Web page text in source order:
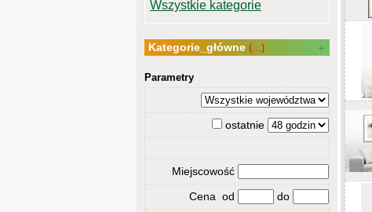
Wszystkie kategorie
Kategorie_główne (...)
Parametry
ostatnie
Miejscowość
Cena od
do